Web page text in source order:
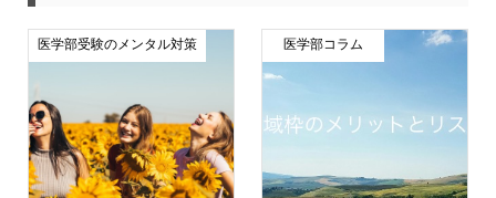
医学部受験のメンタル対策 医学部コラム